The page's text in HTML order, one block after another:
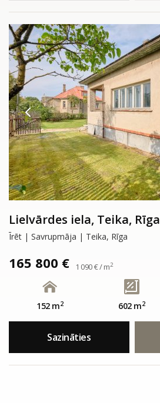
Lielvārdes iela, Teika, Rīga
Īrēt | Savrupmāja | Teika, Rīga
165 800 € 1 090 € / m2
152 m2 602 m2
Sazināties